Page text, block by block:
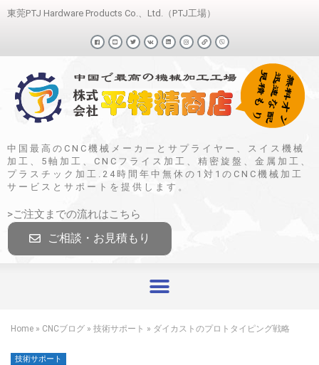
東莞PTJ Hardware Products Co.、Ltd.（PTJ工場）
中国最高のCNC機械メーカーとサプライヤー、スイス機械
加工、5軸加工、CNCフライス加工、精密旋盤、金属加工、
プラスチック加工.24時間年中無休の1対1のCNC機械加工
サービスとサポートを提供します。
>ご注文までの流れはこちら
ご相談・お見積もり
Home » CNCブログ » 技術サポート » ダイカストのプロトタイピング戦略
技術サポート